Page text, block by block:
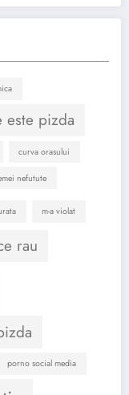
este pizda
curva orasului
nefutute
m-a violat
rau
porno social media